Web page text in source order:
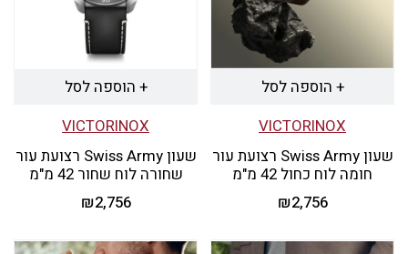
+ הוספה לסל
VICTORINOX
שעון Swiss Army רצועת עור
חומה לוח כחול 42 מ"מ
₪2,756
+ הוספה לסל
VICTORINOX
שעון Swiss Army רצועת עור
שחורה לוח שחור 42 מ"מ
₪2,756